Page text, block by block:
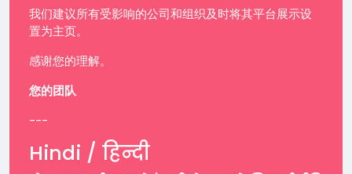
我们建议所有受影响的公司和组织及时将其平台展示设
置为主页。
感谢您的理解。
您的团队
---
Hindi / हिन्दी